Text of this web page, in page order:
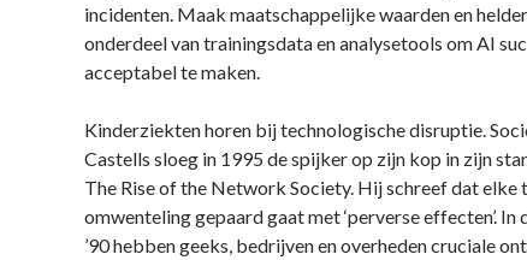
incidenten. Maak maatschappelijke waarden en
onderdeel van trainingsdata en analysetools om AI
acceptabel te maken.
Kinderziekten horen bij technologische disruptie.
Castells sloeg in 1995 de spijker op zijn kop in zijn
The Rise of the Network Society. Hij schreef dat elke
omwenteling gepaard gaat met ‘perverse effecten’. In
’90 hebben geeks, bedrijven en overheden cruciale